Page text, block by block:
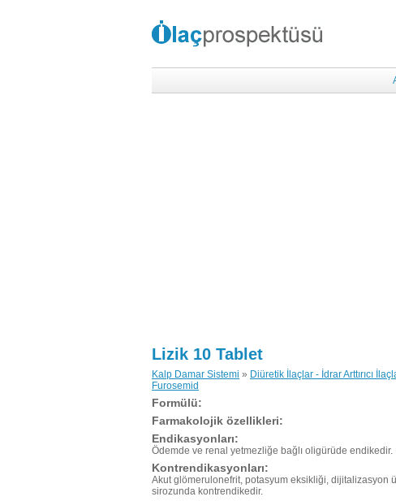
Lizik 10 Tablet
Kalp Damar Sistemi » Diüretik İlaçlar - İdrar Arttırıcı
Furosemid
Formülü:
Farmakolojik özellikleri:
Endikasyonları:
Ödemde ve renal yetmezliğe bağlı oligürüde endikedir.
Kontrendikasyonları:
Akut glömerulonefrit, potasyum eksikliği,
sirozunda kontrendikedir.